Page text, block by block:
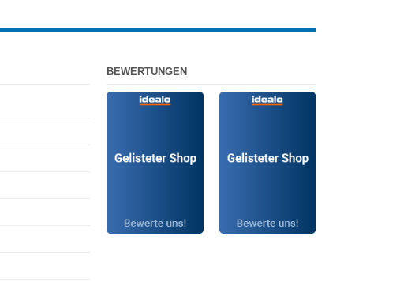
BEWERTUNGEN